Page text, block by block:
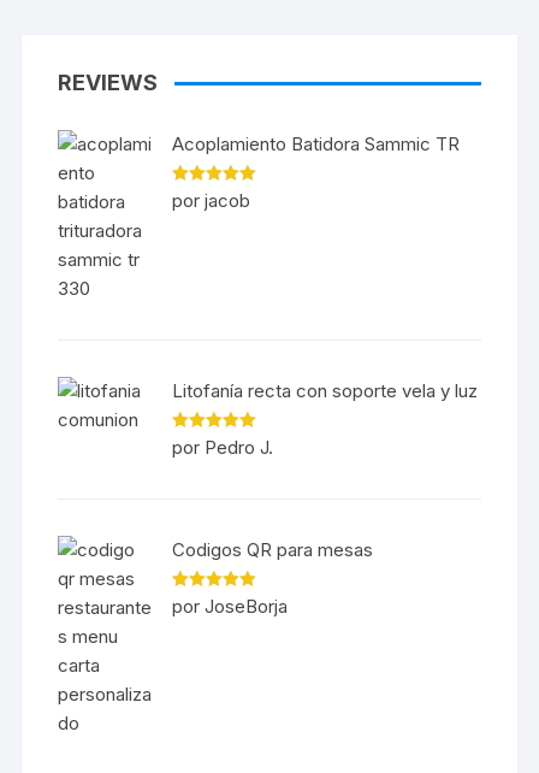
REVIEWS
Acoplamiento Batidora Sammic TR
Valorado en
5 de 5
por jacob
Litofanía recta con soporte vela y luz
Valorado en
5 de 5
por Pedro J.
Codigos QR para mesas
Valorado en
5 de 5
por JoseBorja